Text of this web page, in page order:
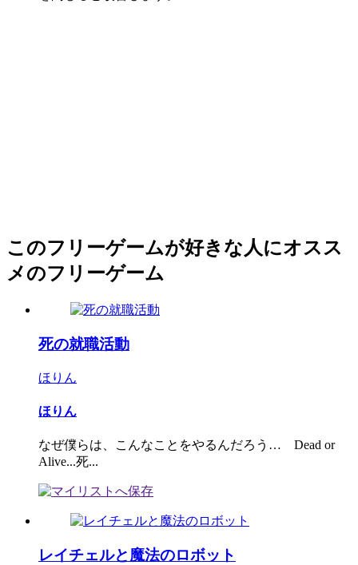
このフリーゲームが好きな人にオスス
メのフリーゲーム
死の就職活動
ほりん
ほりん
なぜ僕らは、こんなことをやるんだろう… Dead or
Alive...死...
レイチェルと魔法のロボット